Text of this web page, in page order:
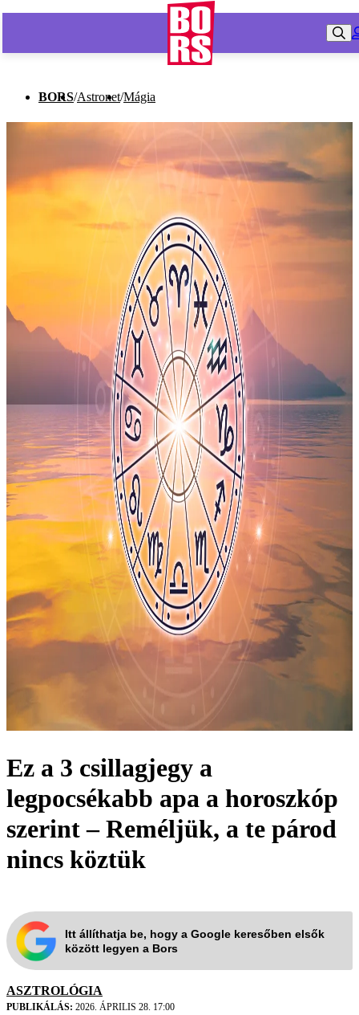
BORS/Astronet/Mágia
Ez a 3 csillagjegy a
legpocsékabb apa a horoszkóp
szerint – Reméljük, a te párod
nincs köztük
Itt állíthatja be, hogy a Google keresőben elsők
között legyen a Bors
ASZTROLÓGIA
PUBLIKÁLÁS: 2026. ÁPRILIS 28. 17:00